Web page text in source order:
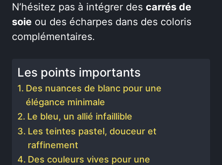
N’hésitez pas à intégrer des carrés de
soie ou des écharpes dans des coloris
complémentaires.
Les points importants
Des nuances de blanc pour une
élégance minimale
Le bleu, un allié infaillible
Les teintes pastel, douceur et
raffinement
Des couleurs vives pour une